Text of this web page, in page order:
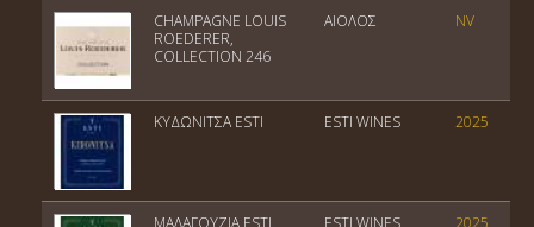
CHAMPAGNE LOUIS
ROEDERER,
COLLECTION 246
ΑΙΟΛΟΣ NV
ΚΥΔΩΝΙΤΣΑ ESTI ESTI WINES 2025
ΜΑΛΑΓΟΥΖΙΑ ESTI ESTI WINES 2025